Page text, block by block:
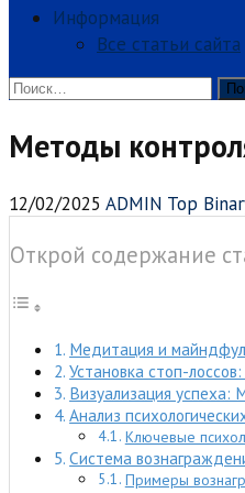
Информация
Все статьи сайта
Найти:
Методы
12/02/2025 ADMIN Top
Открой содержание
Медитация и
Установка стоп-
Визуализация успеха:
Анализ
Ключевые
Система
Примеры